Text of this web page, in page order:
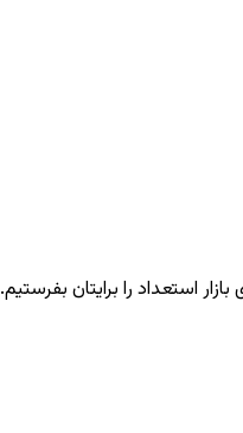
استعداد را برایتان بفرستیم.